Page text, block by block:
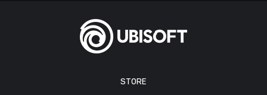
STORE